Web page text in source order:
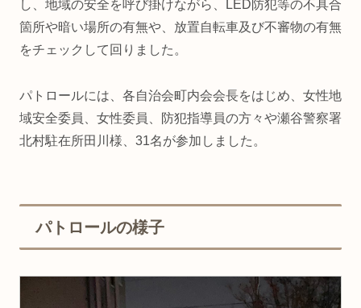
し、地域の安全を呼び掛けながら、LED防犯等の不具合
箇所や暗い場所の有無や、放置自転車及び不審物の有無
をチェックして回りました。
パトロールには、各自治会町内会会長をはじめ、女性地
域安全委員、女性委員、防犯指導員の方々や瀬谷警察署
北村駐在所田川様、31名が参加しました。
パトロールの様子